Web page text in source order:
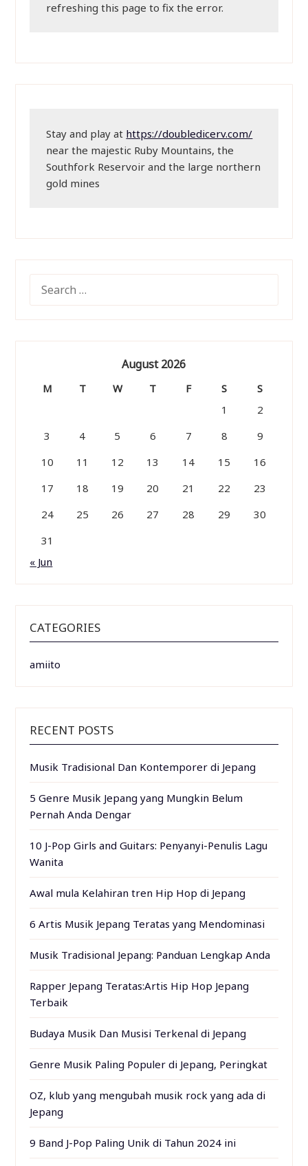
refreshing this page to fix the error.
Stay and play at https://doubledicerv.com/
near the majestic Ruby Mountains, the
Southfork Reservoir and the large northern
gold mines
FOR:
August 2026
M T W T F S
S
1
2
3
4 5 6 7 8
9
10
11 12 13 14 15
16
17
18 19 20 21 22
23
24
25 26 27 28 29
30
31
« Jun
CATEGORIES
amiito
RECENT POSTS
Musik Tradisional Dan Kontemporer di Jepang
5 Genre Musik Jepang yang Mungkin Belum
Pernah Anda Dengar
10 J-Pop Girls and Guitars: Penyanyi-Penulis Lagu
Wanita
Awal mula Kelahiran tren Hip Hop di Jepang
6 Artis Musik Jepang Teratas yang Mendominasi
Musik Tradisional Jepang: Panduan Lengkap Anda
Rapper Jepang Teratas:Artis Hip Hop Jepang
Terbaik
Budaya Musik Dan Musisi Terkenal di Jepang
Genre Musik Paling Populer di Jepang, Peringkat
OZ, klub yang mengubah musik rock yang ada di
Jepang
9 Band J-Pop Paling Unik di Tahun 2024 ini